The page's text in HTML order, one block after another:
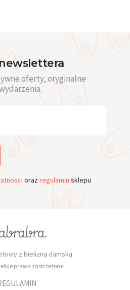
oferty, oryginalne
orazregulamin sklepu
z bielizną damską
prawa zastrzeżone.